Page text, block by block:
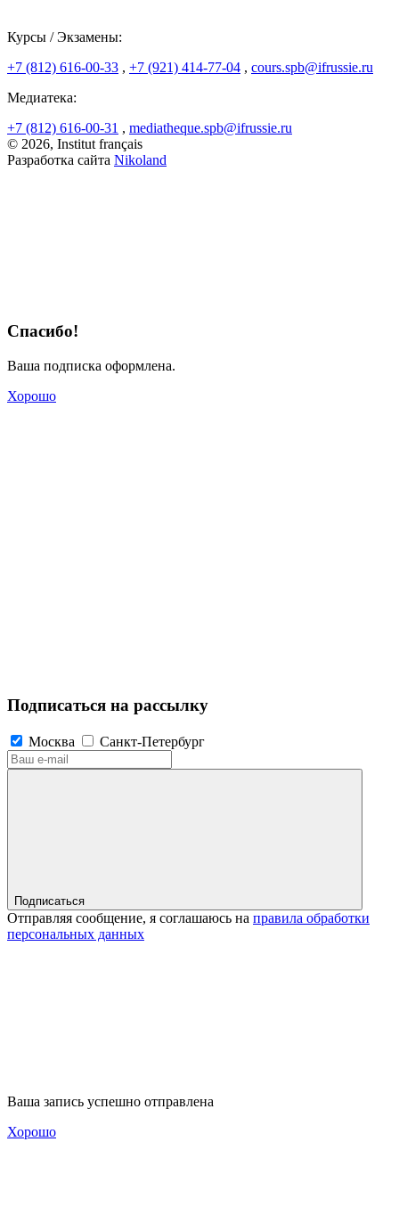
Курсы / Экзамены:
+7 (812) 616-00-33 , +7 (921) 414-77-04 , cours.spb@ifrussie.ru
Медиатека:
+7 (812) 616-00-31 , mediatheque.spb@ifrussie.ru
© 2026, Institut français
Разработка сайта Nikoland
Спасибо!
Ваша подписка оформлена.
Хорошо
Подписаться на рассылку
Москва Санкт-Петербург
Подписаться
Отправляя сообщение, я соглашаюсь на правила обработки
персональных данных
Ваша запись успешно отправлена
Хорошо